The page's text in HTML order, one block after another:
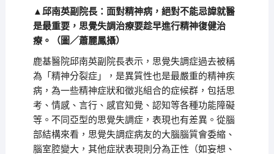
▲邱南英副院長：面對精神病，絕對不能忌諱就醫
是最重要，思覺失調治療要趁早進行精神復健治
療。（圖／蕭麗鳳攝）
鹿基醫院邱南英副院長表示，思覺失調症過去被稱
為「精神分裂症」，是異質性也是最嚴重的精神疾
病，為一些精神症狀和徵兆組合的症候群，包括思
考、情感、言行、感官知覺、認知等各種功能障礙
等。不同亞型的思覺失調症，表現也有差異。從腦
部結構來看，思覺失調症病友的大腦腦質會委縮、
腦室腔變大，其他症狀表現則分為正性（如妄想、